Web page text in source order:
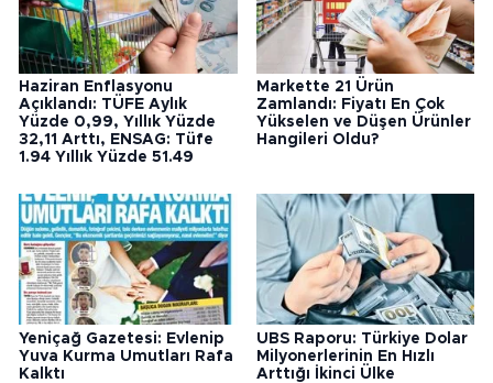
Haziran Enflasyonu
Açıklandı: TÜFE Aylık
Yüzde 0,99, Yıllık Yüzde
32,11 Arttı, ENSAG: Tüfe
1.94 Yıllık Yüzde 51.49
Markette 21 Ürün
Zamlandı: Fiyatı En Çok
Yükselen ve Düşen Ürünler
Hangileri Oldu?
Yeniçağ Gazetesi: Evlenip
Yuva Kurma Umutları Rafa
Kalktı
UBS Raporu: Türkiye Dolar
Milyonerlerinin En Hızlı
Arttığı İkinci Ülke